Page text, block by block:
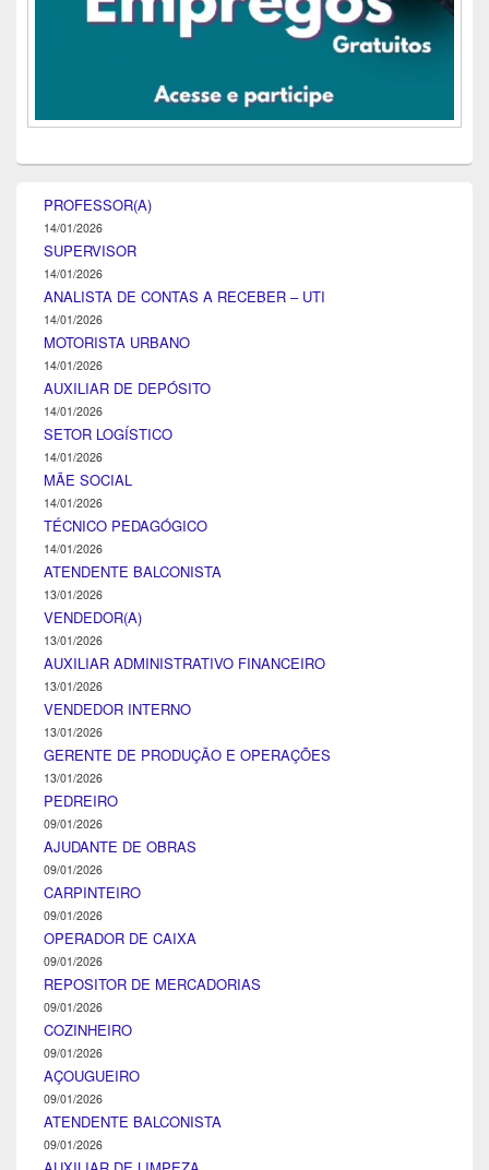
PROFESSOR(A)
14/01/2026
SUPERVISOR
14/01/2026
ANALISTA DE CONTAS A RECEBER – UTI
14/01/2026
MOTORISTA URBANO
14/01/2026
AUXILIAR DE DEPÓSITO
14/01/2026
SETOR LOGÍSTICO
14/01/2026
MÃE SOCIAL
14/01/2026
TÉCNICO PEDAGÓGICO
14/01/2026
ATENDENTE BALCONISTA
13/01/2026
VENDEDOR(A)
13/01/2026
AUXILIAR ADMINISTRATIVO FINANCEIRO
13/01/2026
VENDEDOR INTERNO
13/01/2026
GERENTE DE PRODUÇÃO E OPERAÇÕES
13/01/2026
PEDREIRO
09/01/2026
AJUDANTE DE OBRAS
09/01/2026
CARPINTEIRO
09/01/2026
OPERADOR DE CAIXA
09/01/2026
REPOSITOR DE MERCADORIAS
09/01/2026
COZINHEIRO
09/01/2026
AÇOUGUEIRO
09/01/2026
ATENDENTE BALCONISTA
09/01/2026